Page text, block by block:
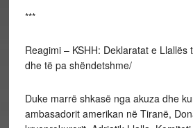
***
Reagimi – KSHH: Deklaratat e Llallës
dhe të pa shëndetshme/
Duke marrë shkasë nga akuza dhe
ambasadorit amerikan në Tiranë,